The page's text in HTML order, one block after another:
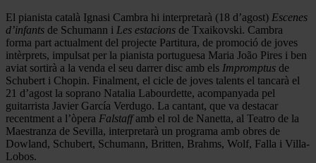
El pianista català Ignasi Cambra hi interpretarà (18 d’agost) Escenes
d’infants de Schumann i Les estacions de Txaikovski. Cambra
forma part actualment del projecte Partitura, de promoció de joves
intèrprets, impulsat per la pianista portuguesa Maria João Pires i ben
aviat sortirà a la venda el seu darrer disc amb els Impromptus de
Schubert i Chopin. Finalment, el cicle de joves talents el tancarà el
21 d’agost la soprano Natalia Labourdette, acompanyada pel
guitarrista Javier García Verdugo. La cantant, que va destacar
recentment a l’òpera Falstaffamb el rol de Nanetta, al Teatro de la
Maestranza de Sevilla, interpretarà un programa amb obres de
Dowland, Schubert, Schumann, Britten, Brahms, Wolf, Falla i Villa-
Lobos.